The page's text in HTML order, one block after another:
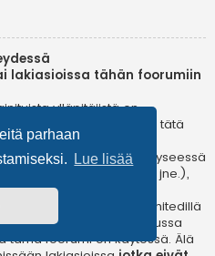
parhaan
Lue lisää
lakiasioissa tähän foorumiin
ylläpitäjistä on
valituksillesi. Jos et tätä
ottaa yhteyttä
whois-kysely ) tai jos kyseessä
Yahoo!, free.fr, f2s.com, jne.),
vastaavaan
Huomaa, että phpBB Limitedillä
sitä ei voida pitää vastuussa
tämä foorumi on käytössä. Älä